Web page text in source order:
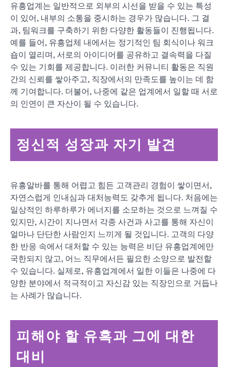
유흥업계는 일반적으로 외부의 시선을 받을 수 있는 특성
이 있어, 내부의 소통을 중시하는 경우가 많습니다. 그 결
과, 팀워크를 구축하기 위한 다양한 활동들이 진행됩니다.
예를 들어, 유흥업체 내에서는 정기적인 팀 회식이나 워크
숍이 열리며, 서로의 아이디어를 공유하고 결속력을 다질
수 있는 기회를 제공합니다. 이러한 커뮤니티 활동은 직원
간의 신뢰를 쌓아주고, 직장에서의 만족도를 높이는 데 함
께 기여합니다. 더불어, 나중에 같은 업계에서 일할 때 서로
의 인연이 큰 자산이 될 수 있습니다.
정신적 성장과 자기 발견
유흥알바를 통해 어렵고 힘든 고객관리 경험이 쌓이면서,
자연스럽게 인내심과 대처능력도 갖추게 됩니다. 처음에는
일상적인 하루하루가 에너지를 소모하는 것으로 느껴질 수
있지만, 시간이 지나면서 각종 사건과 사고를 통해 자신이
얼마나 단단한 사람인지 느끼게 될 것입니다. 고객의 다양
한 반응 속에서 대처할 수 있는 능력은 비단 유흥업계에만
국한되지 않고, 어느 직무에서든 필요한 소양으로 발전할
수 있습니다. 실제로, 유흥업계에서 일한 이들은 나중에 다
양한 분야에서 적극적이고 자신감 있는 직장인으로 거듭나
는 사례가 많습니다.
피해야 할 유혹과 그에 대한
대비